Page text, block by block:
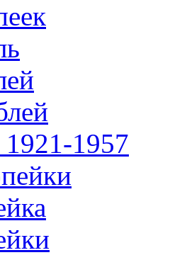
1957